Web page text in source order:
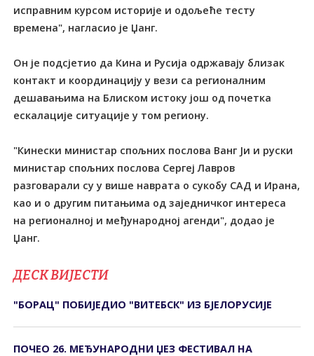
исправним курсом историје и одољеће тесту
времена", нагласио је Џанг.
Он је подсјетио да Кина и Русија одржавају близак
контакт и координацију у вези са регионалним
дешавањима на Блиском истоку још од почетка
ескалације ситуације у том региону.
"Кинески министар спољних послова Ванг Ји и руски
министар спољних послова Сергеј Лавров
разговарали су у више наврата о сукобу САД и Ирана,
као и о другим питањима од заједничког интереса
на регионалној и међународној агенди", додао је
Џанг.
ДЕСК ВИЈЕСТИ
"БОРАЦ" ПОБИЈЕДИО "ВИТЕБСК" ИЗ БЈЕЛОРУСИЈЕ
ПОЧЕО 26. МЕЂУНАРОДНИ ЏЕЗ ФЕСТИВАЛ НА